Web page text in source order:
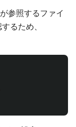
参照するファイ
るため、